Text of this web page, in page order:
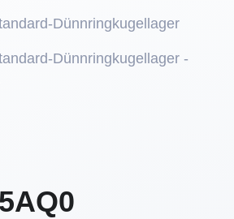
Dünnringkugellager
Dünnringkugellager -